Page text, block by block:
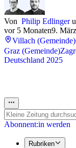
Von Philip Edlinger
vor 5 Monaten9.
Villach (Gemeinde)
Graz (Gemeinde)
Deutschland 2025
Abonnent:in werden
Rubriken